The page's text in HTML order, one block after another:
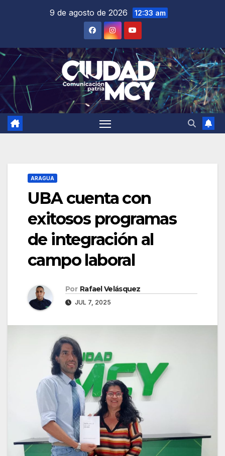
9 de agosto de 2026 12:33 am
ARAGUA
UBA cuenta con
exitosos programas
de integración al
campo laboral
Por Rafael Velásquez
JUL 7, 2025